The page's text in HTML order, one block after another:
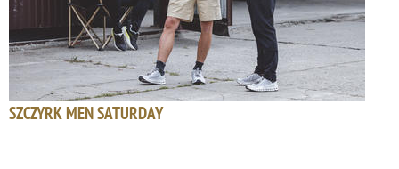
SZCZYRK MEN SATURDAY